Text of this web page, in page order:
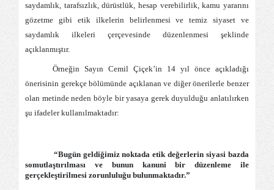
saydamlık, tarafsızlık, dürüstlük, hesap verebilirlik, kamu yararını
gözetme gibi etik ilkelerin belirlenmesi ve temiz siyaset ve
saydamlık ilkeleri çerçevesinde düzenlenmesi şeklinde
açıklanmıştır.
Örneğin Sayın Cemil Çiçek’in 14 yıl önce açıkladığı
önerisinin gerekçe bölümünde açıklanan ve diğer önerilerle benzer
olan metinde neden böyle bir yasaya gerek duyulduğu anlatılırken
şu ifadeler kullanılmaktadır:
“Bugün geldiğimiz noktada etik değerlerin siyasi bazda
somutlaştırılması ve bunun kanuni bir düzenleme ile
gerçekleştirilmesi zorunluluğu bulunmaktadır.”